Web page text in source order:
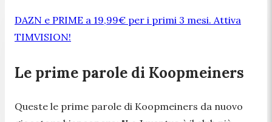
DAZN e PRIME a 19,99€ per i primi 3 mesi. Attiva
TIMVISION!
Le prime parole di Koopmeiners
Queste le prime parole di Koopmeiners da nuovo